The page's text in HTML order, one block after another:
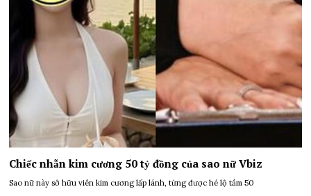
Chiếc nhẫn kim cương 50 tỷ đồng của sao nữ Vbiz
Sao nữ này sở hữu viên kim cương lấp lánh, từng được hé lộ tầm 50